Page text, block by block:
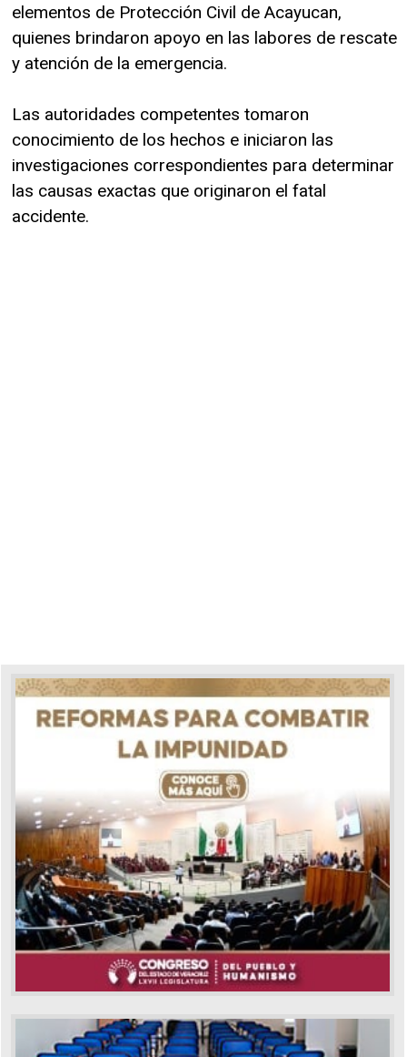
elementos de Protección Civil de Acayucan,
quienes brindaron apoyo en las labores de rescate
y atención de la emergencia.
Las autoridades competentes tomaron
conocimiento de los hechos e iniciaron las
investigaciones correspondientes para determinar
las causas exactas que originaron el fatal
accidente.